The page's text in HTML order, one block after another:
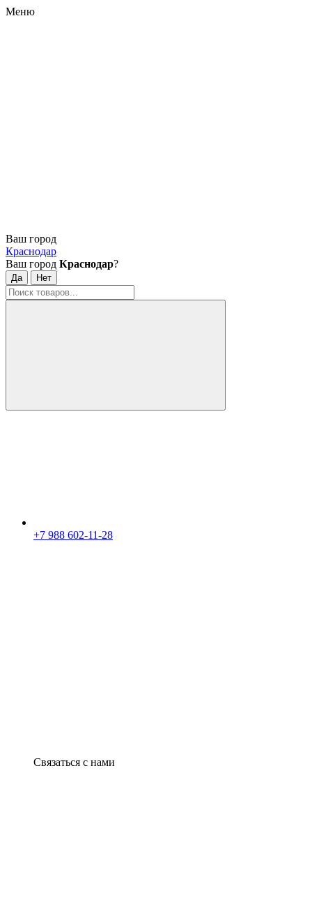
Меню
Ваш город
Краснодар
Ваш город Краснодар?
+7 988 602-11-28
Связаться с нами